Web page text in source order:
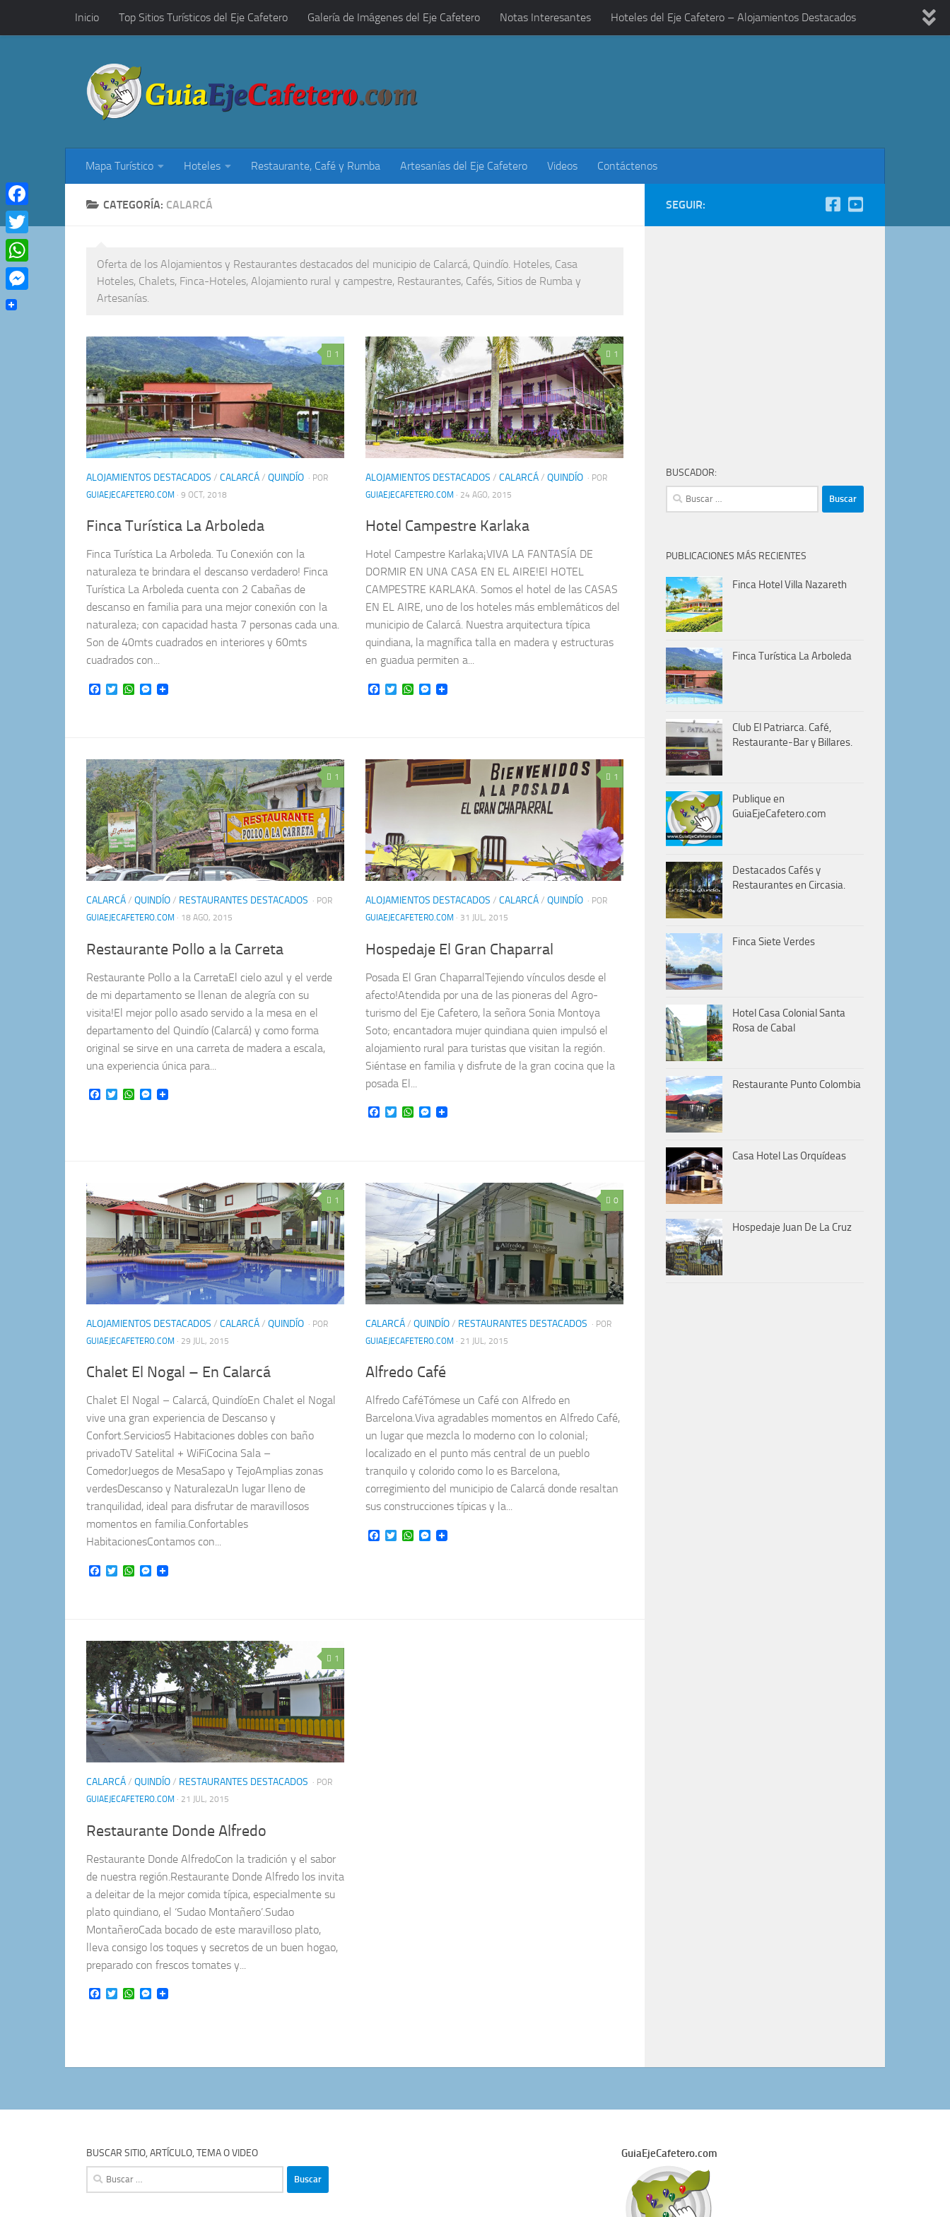
Saltar al contenido
Inicio Top Sitios Turísticos del Eje Cafetero Galería de Imágenes del Eje Cafetero Notas Interesantes Hoteles del Eje Cafetero – Alojamientos Destacados
Mapa Turístico Hoteles Restaurante, Café y Rumba Artesanías del Eje Cafetero Videos Contáctenos
CATEGORÍA: CALARCÁ
Oferta de los Alojamientos y Restaurantes destacados del municipio de Calarcá, Quindío. Hoteles, Casa
Hoteles, Chalets, Finca-Hoteles, Alojamiento rural y campestre, Restaurantes, Cafés, Sitios de Rumba y
Artesanías.
1
ALOJAMIENTOS DESTACADOS / CALARCÁ/ QUINDÍO · POR
GUIAEJECAFETERO.COM · 9 OCT, 2018
Finca Turística La Arboleda
Finca Turística La Arboleda. Tu Conexión con la
naturaleza te brindara el descanso verdadero! Finca
Turística La Arboleda cuenta con 2 Cabañas de
descanso en familia para una mejor conexión con la
naturaleza; con capacidad hasta 7 personas cada una.
Son de 40mts cuadrados en interiores y 60mts
cuadrados con...
Facebook
TwitterWhatsApp
Messenger
1
ALOJAMIENTOS DESTACADOS / CALARCÁ/ QUINDÍO · POR
GUIAEJECAFETERO.COM · 24 AGO, 2015
Hotel Campestre Karlaka
Hotel Campestre Karlaka¡VIVA LA FANTASÍA DE
DORMIR EN UNA CASA EN EL AIRE!El HOTEL
CAMPESTRE KARLAKA. Somos el hotel de las CASAS
EN EL AIRE, uno de los hoteles más emblemáticos del
municipio de Calarcá. Nuestra arquitectura típica
quindiana, la magnífica talla en madera y estructuras
en guadua permiten a...
Facebook
TwitterWhatsApp
Messenger
1
CALARCÁ/ QUINDÍO/ RESTAURANTES DESTACADOS · POR
GUIAEJECAFETERO.COM · 18 AGO, 2015
Restaurante Pollo a la Carreta
Restaurante Pollo a la CarretaEl cielo azul y el verde
de mi departamento se llenan de alegría con su
visita!El mejor pollo asado servido a la mesa en el
departamento del Quindío (Calarcá) y como forma
original se sirve en una carreta de madera a escala,
una experiencia única para...
Facebook
TwitterWhatsApp
Messenger
1
ALOJAMIENTOS DESTACADOS / CALARCÁ/ QUINDÍO · POR
GUIAEJECAFETERO.COM · 31 JUL, 2015
Hospedaje El Gran Chaparral
Posada El Gran ChaparralTejiendo vínculos desde el
afecto!Atendida por una de las pioneras del Agro-
turismo del Eje Cafetero, la señora Sonia Montoya
Soto; encantadora mujer quindiana quien impulsó el
alojamiento rural para turistas que visitan la región.
Siéntase en familia y disfrute de la gran cocina que la
posada El...
Facebook
TwitterWhatsApp
Messenger
1
ALOJAMIENTOS DESTACADOS / CALARCÁ/ QUINDÍO · POR
GUIAEJECAFETERO.COM · 29 JUL, 2015
Chalet El Nogal – En Calarcá
Chalet El Nogal – Calarcá, QuindíoEn Chalet el Nogal
vive una gran experiencia de Descanso y
Confort.Servicios5 Habitaciones dobles con baño
privadoTV Satelital + WiFiCocina Sala –
ComedorJuegos de MesaSapo y TejoAmplias zonas
verdesDescanso y NaturalezaUn lugar lleno de
tranquilidad, ideal para disfrutar de maravillosos
momentos en familia.Confortables
HabitacionesContamos con...
Facebook
TwitterWhatsApp
Messenger
0
CALARCÁ/ QUINDÍO/ RESTAURANTES DESTACADOS · POR
GUIAEJECAFETERO.COM · 21 JUL, 2015
Alfredo Café
Alfredo CaféTómese un Café con Alfredo en
Barcelona.Viva agradables momentos en Alfredo Café,
un lugar que mezcla lo moderno con lo colonial;
localizado en el punto más central de un pueblo
tranquilo y colorido como lo es Barcelona,
corregimiento del municipio de Calarcá donde resaltan
sus construcciones típicas y la...
Facebook
TwitterWhatsApp
Messenger
1
CALARCÁ/ QUINDÍO/ RESTAURANTES DESTACADOS · POR
GUIAEJECAFETERO.COM · 21 JUL, 2015
Restaurante Donde Alfredo
Restaurante Donde AlfredoCon la tradición y el sabor
de nuestra región.Restaurante Donde Alfredo los invita
a deleitar de la mejor comida típica, especialmente su
plato quindiano, el ‘Sudao Montañero’.Sudao
MontañeroCada bocado de este maravilloso plato,
lleva consigo los toques y secretos de un buen hogao,
preparado con frescos tomates y...
Facebook
TwitterWhatsApp
Messenger
SEGUIR:
BUSCADOR:
Buscar:
PUBLICACIONES MÁS RECIENTES
Finca Hotel Villa Nazareth
Finca Turística La Arboleda
Club El Patriarca. Café,
Restaurante-Bar y Billares.
Publique en
GuiaEjeCafetero.com
Destacados Cafés y
Restaurantes en Circasia.
Finca Siete Verdes
Hotel Casa Colonial Santa
Rosa de Cabal
Restaurante Punto Colombia
Casa Hotel Las Orquídeas
Hospedaje Juan De La Cruz
BUSCAR SITIO, ARTÍCULO, TEMA O VIDEO
Buscar:
GuiaEjeCafetero.com
Facebook
Twitter
WhatsApp
Messenger